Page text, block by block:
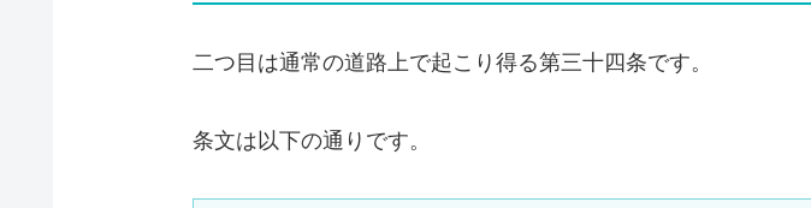
二つ目は通常の道路上で起こり得る第三十四条です。
条文は以下の通りです。